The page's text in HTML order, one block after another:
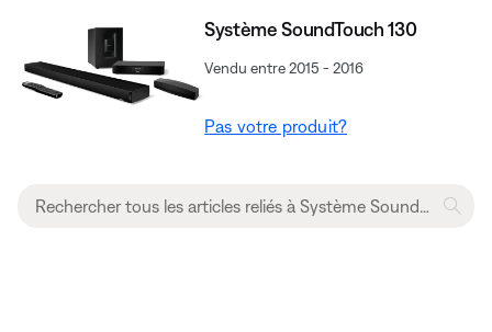
Système SoundTouch 130
Vendu entre 2015 - 2016
Pas votre produit?